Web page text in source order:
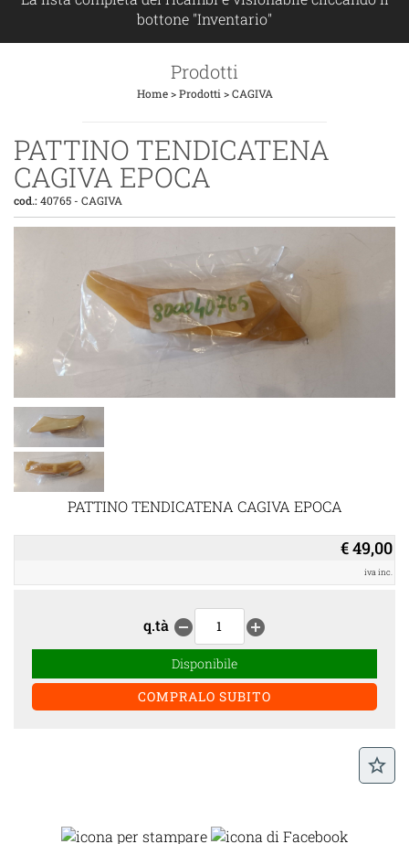
bottone "Inventario"
Prodotti
Home>Prodotti >CAGIVA
PATTINO TENDICATENA
CAGIVA EPOCA
cod.:40765 - CAGIVA
PATTINO TENDICATENA CAGIVA EPOCA
€ 49,00
iva inc.
q.tà remove_circle add_circle
Disponibile
star_border